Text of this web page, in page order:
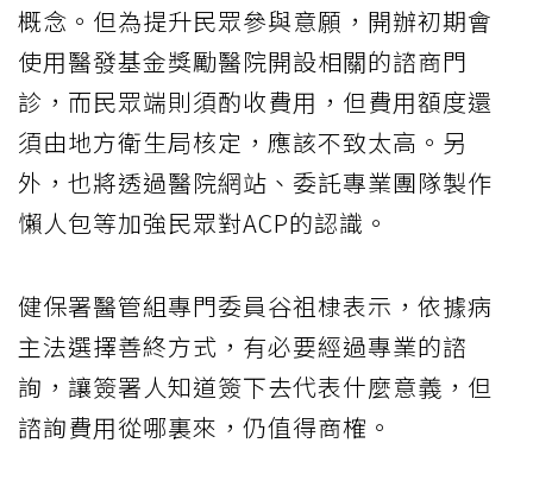
概念。但為提升民眾參與意願，開辦初期會
使用醫發基金獎勵醫院開設相關的諮商門
診，而民眾端則須酌收費用，但費用額度還
須由地方衛生局核定，應該不致太高。另
外，也將透過醫院網站、委託專業團隊製作
懶人包等加強民眾對ACP的認識。
健保署醫管組專門委員谷祖棣表示，依據病
主法選擇善終方式，有必要經過專業的諮
詢，讓簽署人知道簽下去代表什麼意義，但
諮詢費用從哪裏來，仍值得商榷。